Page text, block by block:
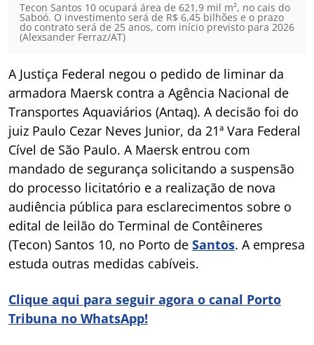
Tecon Santos 10 ocupará área de 621,9 mil m², no cais do
Saboó. O investimento será de R$ 6,45 bilhões e o prazo
do contrato será de 25 anos, com início previsto para 2026
(Alexsander Ferraz/AT)
A Justiça Federal negou o pedido de liminar da
armadora Maersk contra a Agência Nacional de
Transportes Aquaviários (Antaq). A decisão foi do
juiz Paulo Cezar Neves Junior, da 21ª Vara Federal
Cível de São Paulo. A Maersk entrou com
mandado de segurança solicitando a suspensão
do processo licitatório e a realização de nova
audiência pública para esclarecimentos sobre o
edital de leilão do Terminal de Contêineres
(Tecon) Santos 10, no Porto de Santos. A empresa
estuda outras medidas cabíveis.
Clique aqui para seguir agora o canal Porto
Tribuna no WhatsApp!